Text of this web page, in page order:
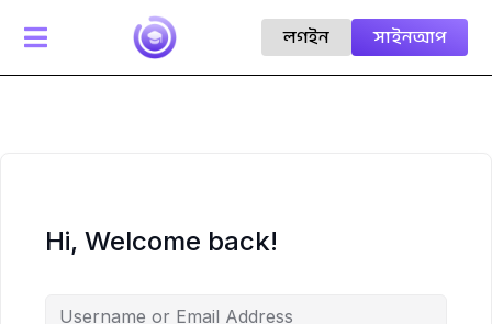
 সাইনআপ
লগইন
Hi, Welcome back!